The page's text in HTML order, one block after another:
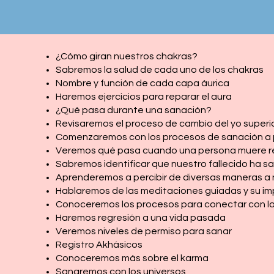
¿Cómo giran nuestros chakras?
Sabremos la salud de cada uno de los chakras
Nombre y función de cada capa áurica
Haremos ejercicios para reparar el aura
¿Qué pasa durante una sanación?
Revisaremos el proceso de cambio del yo
Comenzaremos con los procesos de sanación
Veremos qué pasa cuando una persona muere
Sabremos identificar que nuestro fallecido ha
Aprenderemos a percibir de diversas maneras
Hablaremos de las meditaciones guiadas y su
Conoceremos los procesos para conectar con
Haremos regresión a una vida pasada
Veremos niveles de permiso para sanar
Registro Akhásicos
Conoceremos más sobre el karma
Sanaremos con los universos